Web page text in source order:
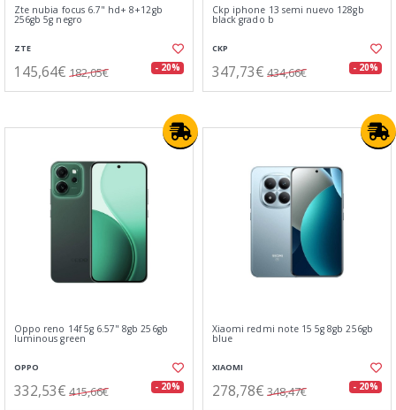
Zte nubia focus 6.7" hd+ 8+12gb
256gb 5g negro
ZTE
145,64€ 182,05€ - 20%
Ckp iphone 13 semi nuevo 128gb
black grado b
CKP
347,73€ 434,66€ - 20%
Oppo reno 14f 5g 6.57" 8gb 256gb
luminous green
OPPO
332,53€ 415,66€ - 20%
Xiaomi redmi note 15 5g 8gb 256gb
blue
XIAOMI
278,78€ 348,47€ - 20%